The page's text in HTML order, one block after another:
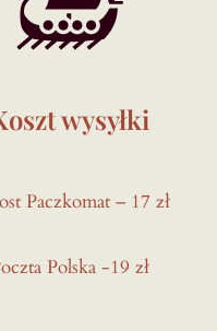
wysyłki
Paczkomat – 17 zł
Polska -19 zł